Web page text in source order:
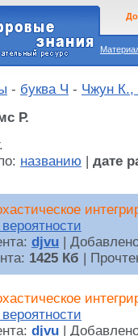
- буква Ч - Чжун К.,
Р.
названию дате
djvu |
1425 Кб |
djvu |